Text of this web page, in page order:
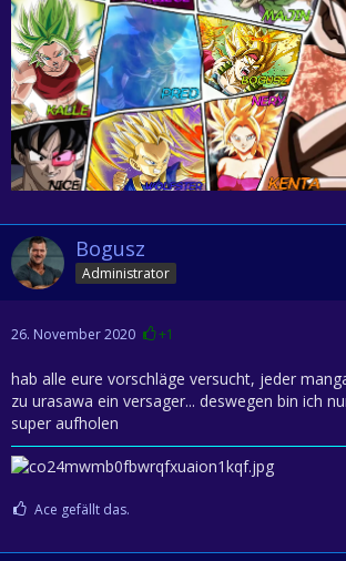
Bogusz
Administrator
26. November 2020 +1
hab alle eure vorschläge versucht, jeder
zu urasawa ein versager... deswegen bin ich
super aufholen
Ace gefällt das.